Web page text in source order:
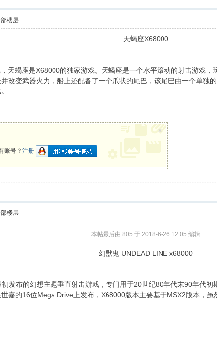
楼层
天蝎座X68000
天蝎座是X68000的独家游戏。天蝎座是一个水平滚动的射击游戏
改变武器火力，船上还配备了一个爪状的尾巴，该尾巴由一个单独
账号？注册
×
楼层
本帖最后由 805 于 2018-6-26 12:05 编辑
幻獣鬼 UNDEAD LINE x68000
发布的幻想主题垂直射击游戏，专门用于20世纪80年代末90年代
嘉的16位Mega Drive上发布，X68000版本主要基于MSX2版本，